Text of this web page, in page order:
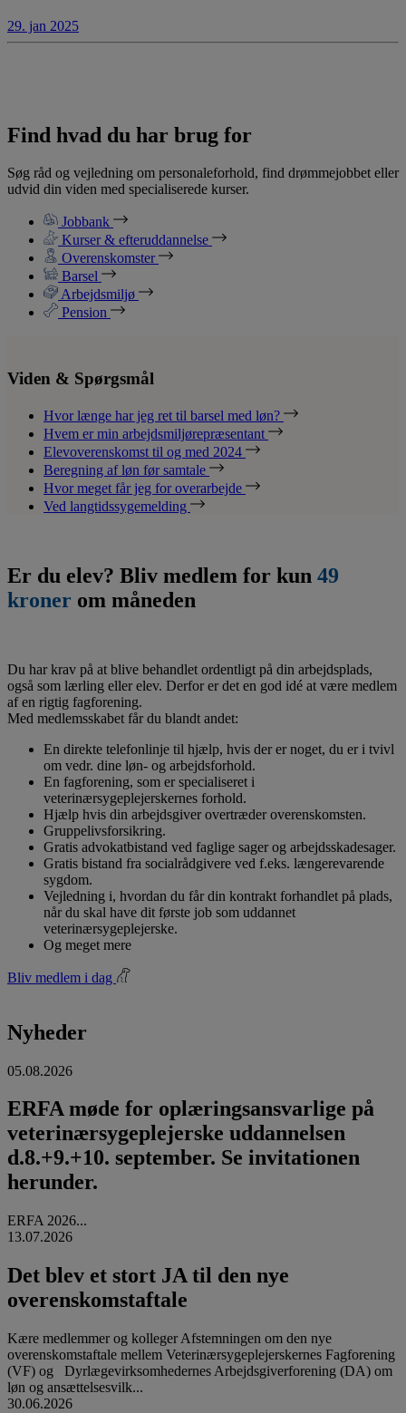
29. jan 2025
Find hvad du har brug for
Søg råd og vejledning om personaleforhold, find drømmejobbet eller
udvid din viden med specialiserede kurser.
Jobbank
Kurser & efteruddannelse
Overenskomster
Barsel
Arbejdsmiljø
Pension
Viden & Spørgsmål
Hvor længe har jeg ret til barsel med løn?
Hvem er min arbejdsmiljørepræsentant
Elevoverenskomst til og med 2024
Beregning af løn før samtale
Hvor meget får jeg for overarbejde
Ved langtidssygemelding
Er du elev? Bliv medlem for kun 49
kroner om måneden
Du har krav på at blive behandlet ordentligt på din arbejdsplads,
også som lærling eller elev. Derfor er det en god idé at være medlem
af en rigtig fagforening.
Med medlemsskabet får du blandt andet:
En direkte telefonlinje til hjælp, hvis der er noget, du er i tvivl
om vedr. dine løn- og arbejdsforhold.
En fagforening, som er specialiseret i
veterinærsygeplejerskernes forhold.
Hjælp hvis din arbejdsgiver overtræder overenskomsten.
Gruppelivsforsikring.
Gratis advokatbistand ved faglige sager og arbejdsskadesager.
Gratis bistand fra socialrådgivere ved f.eks. længerevarende
sygdom.
Vejledning i, hvordan du får din kontrakt forhandlet på plads,
når du skal have dit første job som uddannet
veterinærsygeplejerske.
Og meget mere
Bliv medlem i dag
Nyheder
05.08.2026
ERFA møde for oplæringsansvarlige på
veterinærsygeplejerske uddannelsen
d.8.+9.+10. september. Se invitationen
herunder.
ERFA 2026...
13.07.2026
Det blev et stort JA til den nye
overenskomstaftale
Kære medlemmer og kolleger Afstemningen om den nye
overenskomstaftale mellem Veterinærsygeplejerskernes Fagforening
(VF) og Dyrlægevirksomhedernes Arbejdsgiverforening (DA) om
løn og ansættelsesvilk...
30.06.2026